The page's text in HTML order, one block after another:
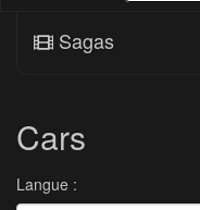
Sagas
Cars
Langue :